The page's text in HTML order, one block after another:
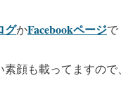
グかFacebookページで
顔も載ってますので、